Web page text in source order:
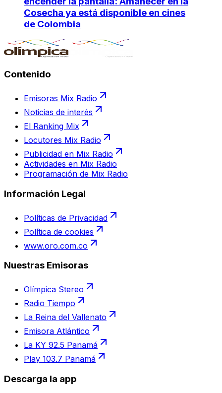
Cosecha ya está disponible en cines
de Colombia
Contenido
Emisoras Mix Radio
Noticias de interés
El Ranking Mix
Locutores Mix Radio
Publicidad en Mix Radio
Actividades en Mix Radio
Programación de Mix Radio
Información Legal
Políticas de Privacidad
Política de cookies
www.oro.com.co
Nuestras Emisoras
Olímpica Stereo
Radio Tiempo
La Reina del Vallenato
Emisora Atlántico
La KY 92.5 Panamá
Play 103.7 Panamá
Descarga la app